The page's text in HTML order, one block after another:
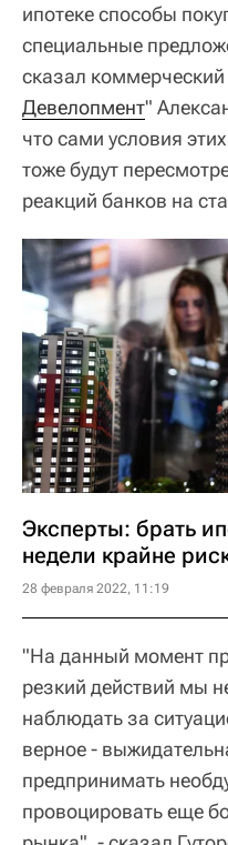
ипотеке способы
специальные
сказал коммерческий
Девелопмент"
что сами условия
тоже будут
реакций банков на
Эксперты: брать
недели крайне
28 февраля 2022, 11:19
"На данный момент
резкий действий мы
наблюдать за
верное -
предпринимать
провоцировать еще